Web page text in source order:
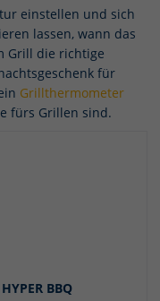
einstellen und sich
lassen, wann das
Grill die richtige
für
Grillthermometer
fürs Grillen sind.
BBQ